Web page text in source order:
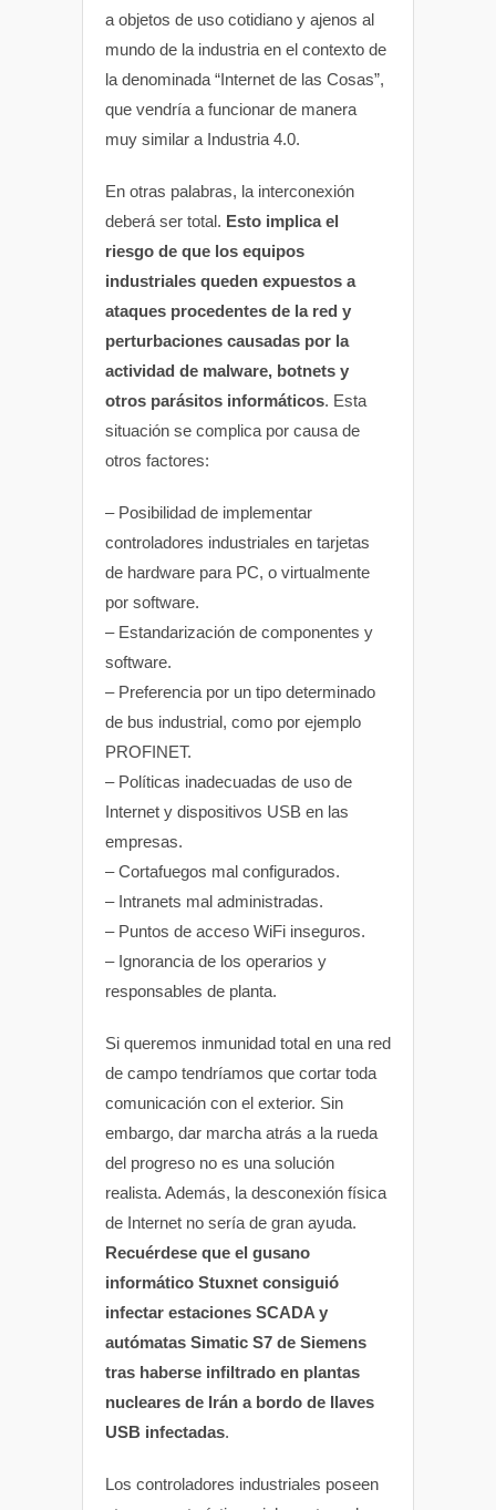
a objetos de uso cotidiano y ajenos al
mundo de la industria en el contexto de
la denominada “Internet de las Cosas”,
que vendría a funcionar de manera
muy similar a Industria 4.0.
En otras palabras, la interconexión
deberá ser total. Esto implica el
riesgo de que los equipos
industriales queden expuestos a
ataques procedentes de la red y
perturbaciones causadas por la
actividad de malware, botnets y
otros parásitos informáticos. Esta
situación se complica por causa de
otros factores:
– Posibilidad de implementar
controladores industriales en tarjetas
de hardware para PC, o virtualmente
por software.
– Estandarización de componentes y
software.
– Preferencia por un tipo determinado
de bus industrial, como por ejemplo
PROFINET.
– Políticas inadecuadas de uso de
Internet y dispositivos USB en las
empresas.
– Cortafuegos mal configurados.
– Intranets mal administradas.
– Puntos de acceso WiFi inseguros.
– Ignorancia de los operarios y
responsables de planta.
Si queremos inmunidad total en una red
de campo tendríamos que cortar toda
comunicación con el exterior. Sin
embargo, dar marcha atrás a la rueda
del progreso no es una solución
realista. Además, la desconexión física
de Internet no sería de gran ayuda.
Recuérdese que el gusano
informático Stuxnet consiguió
infectar estaciones SCADA y
autómatas Simatic S7 de Siemens
tras haberse infiltrado en plantas
nucleares de Irán a bordo de llaves
USB infectadas.
Los controladores industriales poseen